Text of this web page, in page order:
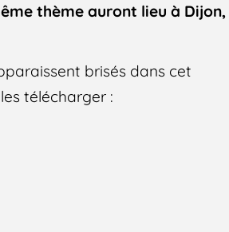
thème auront lieu à
brisés dans cet
télécharger :